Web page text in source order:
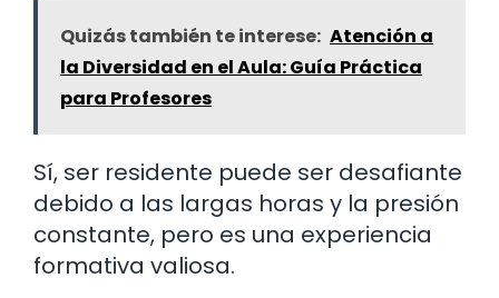
Quizás también te interese: Atención a
la Diversidad en el Aula: Guía Práctica
para Profesores
Sí, ser residente puede ser desafiante
debido a las largas horas y la presión
constante, pero es una experiencia
formativa valiosa.